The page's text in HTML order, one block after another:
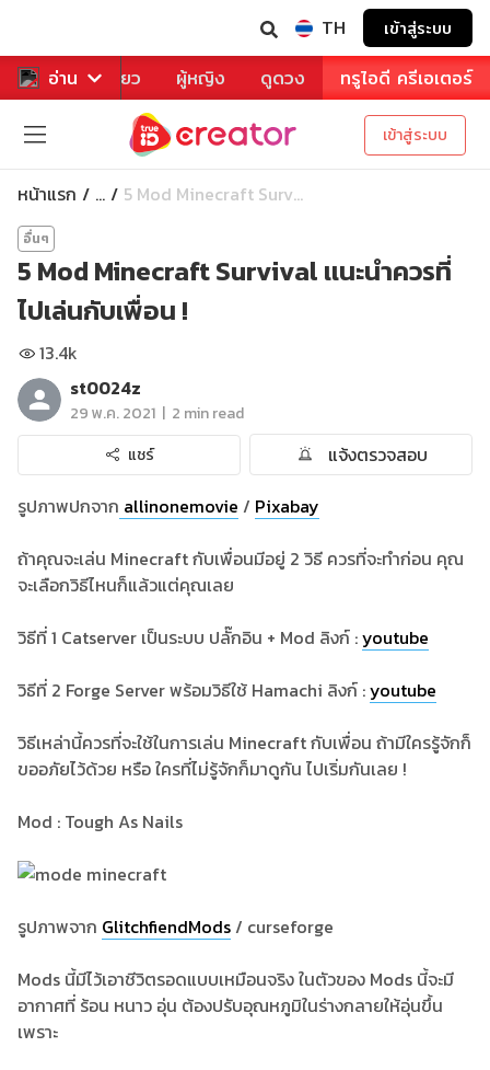
TH เข้าสู่ระบบ
อ่าน
หาร ท่องเที่ยว ผู้หญิง ดูดวง ทรูไอดี ครีเอเตอร์
เข้าสู่ระบบ
หน้าแรก ... 5 Mod Minecraft Surv...
อื่นๆ
5 Mod Minecraft Survival เเนะนำควรที่
ไปเล่นกับเพื่อน !
13.4k
st0024z
29 พ.ค. 2021 | 2 min read
แชร์
แจ้งตรวจสอบ
รูปภาพปกจาก allinonemovie / Pixabay
ถ้าคุณจะเล่น Minecraft กับเพื่อนมีอยู่ 2 วิธี ควรที่จะทำก่อน คุณ
จะเลือกวิธีไหนก็แล้วแต่คุณเลย
วิธีที่ 1 Catserver เป็นระบบ ปลั๊กอิน + Mod ลิงก์ :youtube
วิธีที่ 2 Forge Server พร้อมวิธีใช้ Hamachi ลิงก์ :youtube
วิธีเหล่านี้ควรที่จะใช้ในการเล่น Minecraft กับเพื่อน ถ้ามีใครรู้จักก็
ขออภัยไว้ด้วย หรือ ใครที่ไม่รู้จักก็มาดูกัน ไปเริ่มกันเลย !
Mod : Tough As Nails
รูปภาพจาก GlitchfiendMods/ curseforge
Mods นี้มีไว้เอาชีวิตรอดแบบเหมือนจริง ในตัวของ Mods นี้จะมี
อากาศที่ ร้อน หนาว อุ่น ต้องปรับอุณหภูมิในร่างกลายให้อุ่นขึ้น
เพราะ